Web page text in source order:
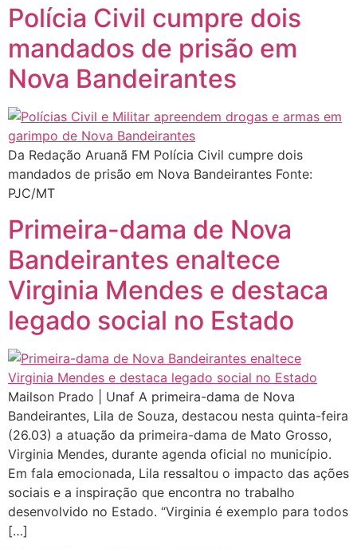
Polícia Civil cumpre dois
mandados de prisão em
Nova Bandeirantes
Da Redação Aruanã FM Polícia Civil cumpre dois
mandados de prisão em Nova Bandeirantes Fonte:
PJC/MT
Primeira-dama de Nova
Bandeirantes enaltece
Virginia Mendes e destaca
legado social no Estado
Mailson Prado | Unaf A primeira-dama de Nova
Bandeirantes, Lila de Souza, destacou nesta quinta-feira
(26.03) a atuação da primeira-dama de Mato Grosso,
Virginia Mendes, durante agenda oficial no município.
Em fala emocionada, Lila ressaltou o impacto das ações
sociais e a inspiração que encontra no trabalho
desenvolvido no Estado. “Virginia é exemplo para todos
[…]